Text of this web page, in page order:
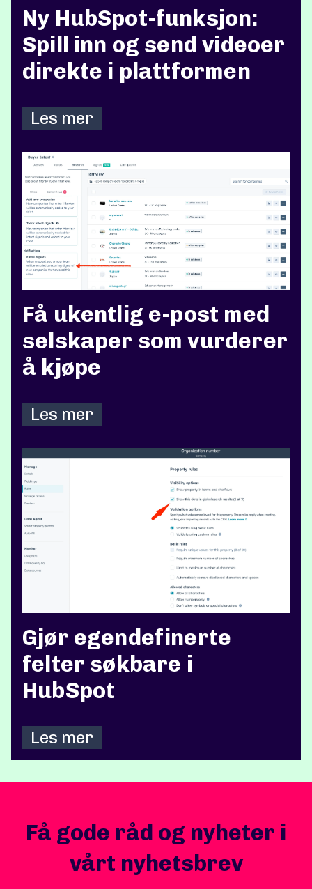
Ny HubSpot-funksjon:
Spill inn og send videoer
direkte i plattformen
Les mer
Få ukentlig e-post med
selskaper som vurderer
å kjøpe
Les mer
Gjør egendefinerte
felter søkbare i
HubSpot
Les mer
Få gode råd og nyheter i
vårt nyhetsbrev